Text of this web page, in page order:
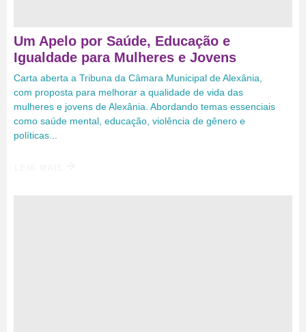
Um Apelo por Saúde, Educação e
Igualdade para Mulheres e Jovens
Carta aberta a Tribuna da Câmara Municipal de Alexânia,
com proposta para melhorar a qualidade de vida das
mulheres e jovens de Alexânia. Abordando temas essenciais
como saúde mental, educação, violência de gênero e
políticas...